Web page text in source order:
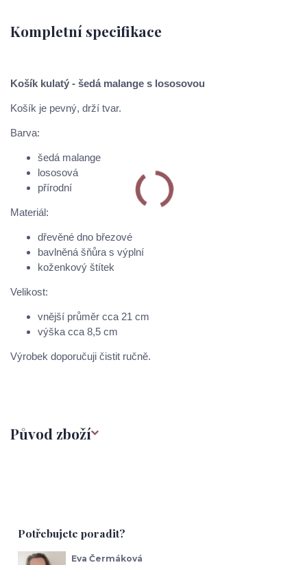
Kompletní specifikace
Košík kulatý - šedá malange s lososovou
Košík je pevný, drží tvar.
Barva:
šedá malange
lososová
přírodní
Materiál:
dřevěné dno březové
bavlněná šňůra s výplní
koženkový štítek
Velikost:
vnější průměr cca 21 cm
výška cca 8,5 cm
Výrobek doporučuji čistit ručně.
Původ zboží
Potřebujete poradit?
Eva Čermáková